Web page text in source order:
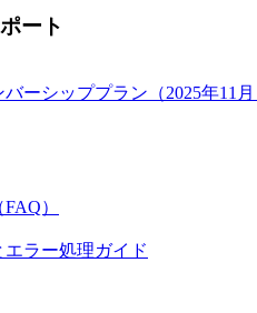
ート
ーシッププラン（2025年11
）
ラー処理ガイド